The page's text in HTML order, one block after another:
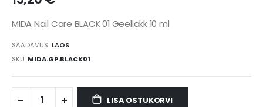
MIDA Nail Care BLACK 01 Geellakk 10 ml
SAADAVUS: LAOS
SKU MIDA.GP.BLACK01
LISA OSTUKORVI